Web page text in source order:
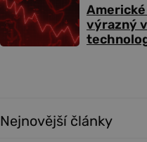
výrazný
Nejnovější články